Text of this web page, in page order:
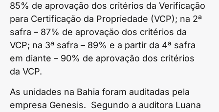
85% de aprovação dos critérios da Verificação
para Certificação da Propriedade (VCP); na 2ª
safra – 87% de aprovação dos critérios da
VCP; na 3ª safra – 89% e a partir da 4ª safra
em diante – 90% de aprovação dos critérios
da VCP.
As unidades na Bahia foram auditadas pela
empresa Genesis. Segundo a auditora Luana